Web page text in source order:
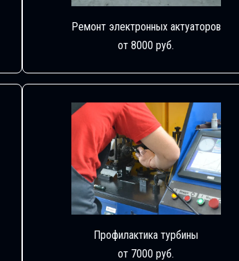
Ремонт электронных актуаторов
от 8000 руб.
Профилактика турбины
от 7000 руб.